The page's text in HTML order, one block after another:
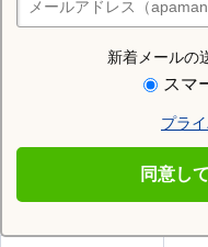
新着メールの
スマ
プラ
同意し
店舗検索
住む街研究所で和歌
和歌山市の施設一覧